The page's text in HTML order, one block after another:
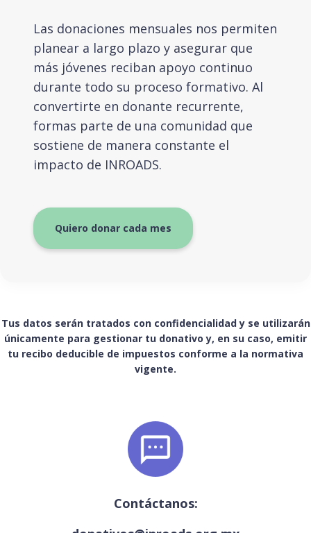
Las donaciones mensuales nos permiten
planear a largo plazo y asegurar que
más jóvenes reciban apoyo continuo
durante todo su proceso formativo. Al
convertirte en donante recurrente,
formas parte de una comunidad que
sostiene de manera constante el
impacto de INROADS.
Quiero donar cada mes
Tus datos serán tratados con confidencialidad y se utilizarán
únicamente para gestionar tu donativo y, en su caso, emitir
tu recibo deducible de impuestos conforme a la normativa
vigente.
Contáctanos: